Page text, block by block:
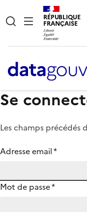
RÉPUBLIQUE
FRANÇAISE
Se
Les champs précédés
Adresse email*
Mot de passe*